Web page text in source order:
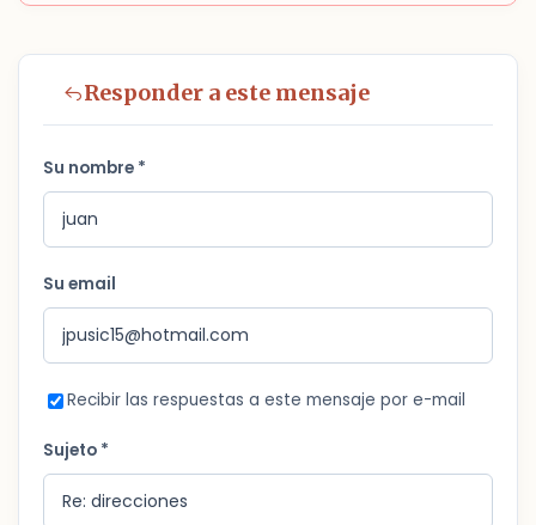
Responder a este mensaje
Su nombre *
Su email
Recibir las respuestas a este mensaje por e-mail
Sujeto *